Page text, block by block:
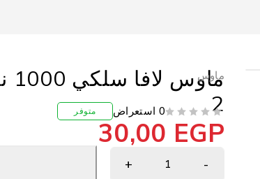
ماوس
2
0 استعراض متوفر
30,00 EGP